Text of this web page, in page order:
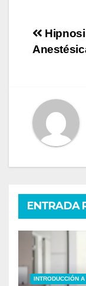
ENTRADA
INTRODUCCIÓN